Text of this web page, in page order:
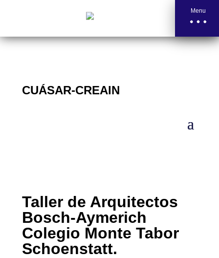
Menu
CUÁSAR-CREAIN
Taller de Arquitectos
Bosch-Aymerich
Colegio Monte Tabor
Schoenstatt.